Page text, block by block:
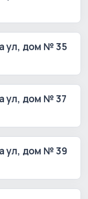
ул, дом № 35
ул, дом № 37
ул, дом № 39